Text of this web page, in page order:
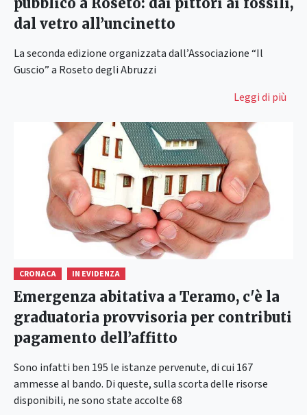
dal vetro all’uncinetto
La seconda edizione organizzata dall’Associazione “Il
Guscio” a Roseto degli Abruzzi
Leggi di più
CRONACA IN EVIDENZA
Emergenza abitativa a Teramo, c'è la
graduatoria provvisoria per contributi
pagamento dell’affitto
Sono infatti ben 195 le istanze pervenute, di cui 167
ammesse al bando. Di queste, sulla scorta delle risorse
disponibili, ne sono state accolte 68